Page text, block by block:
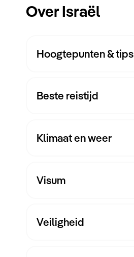
Over Israël
Hoogtepunten & tips
Beste reistijd
Klimaat en weer
Visum
Veiligheid